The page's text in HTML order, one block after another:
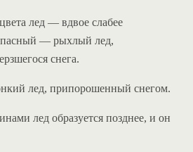
лед — вдвое слабее
— рыхлый лед,
снега.
лед, припорошенный снегом.
лед образуется позднее, и он